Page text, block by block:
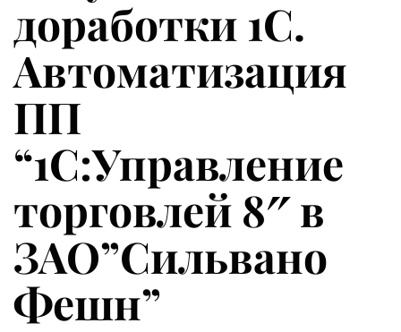
доработки 1С.
Автоматизация
ПП
“1С:Управление
торговлей 8″ в
ЗАО”Сильвано
Фешн”